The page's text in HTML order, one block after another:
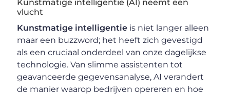
Kunstmatige intelligentie (AI) neemt een
vlucht
Kunstmatige intelligentie is niet langer alleen
maar een buzzword; het heeft zich gevestigd
als een cruciaal onderdeel van onze dagelijkse
technologie. Van slimme assistenten tot
geavanceerde gegevensanalyse, AI verandert
de manier waarop bedrijven opereren en hoe